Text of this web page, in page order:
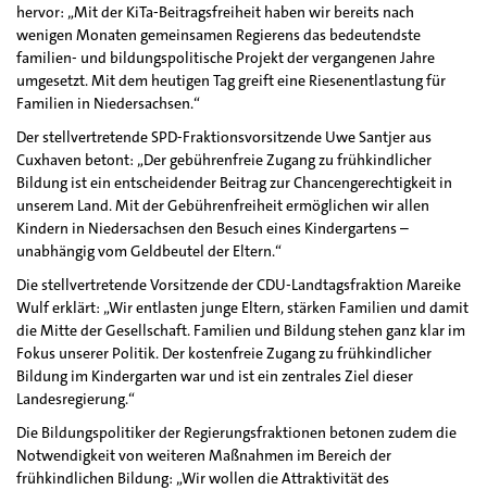
hervor: „Mit der KiTa-Beitragsfreiheit haben wir bereits nach
wenigen Monaten gemeinsamen Regierens das bedeutendste
familien- und bildungspolitische Projekt der vergangenen Jahre
umgesetzt. Mit dem heutigen Tag greift eine Riesenentlastung für
Familien in Niedersachsen.“
Der stellvertretende SPD-Fraktionsvorsitzende Uwe Santjer aus
Cuxhaven betont: „Der gebührenfreie Zugang zu frühkindlicher
Bildung ist ein entscheidender Beitrag zur Chancengerechtigkeit in
unserem Land. Mit der Gebührenfreiheit ermöglichen wir allen
Kindern in Niedersachsen den Besuch eines Kindergartens –
unabhängig vom Geldbeutel der Eltern.“
Die stellvertretende Vorsitzende der CDU-Landtagsfraktion Mareike
Wulf erklärt: „Wir entlasten junge Eltern, stärken Familien und damit
die Mitte der Gesellschaft. Familien und Bildung stehen ganz klar im
Fokus unserer Politik. Der kostenfreie Zugang zu frühkindlicher
Bildung im Kindergarten war und ist ein zentrales Ziel dieser
Landesregierung.“
Die Bildungspolitiker der Regierungsfraktionen betonen zudem die
Notwendigkeit von weiteren Maßnahmen im Bereich der
frühkindlichen Bildung: „Wir wollen die Attraktivität des